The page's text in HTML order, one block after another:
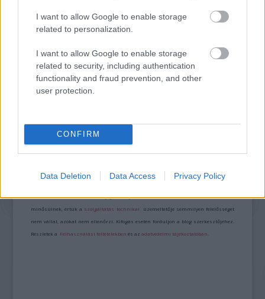
I want to allow Google to enable storage
related to personalization.
I want to allow Google to enable storage
related to security, including authentication
functionality and fraud prevention, and other
user protection.
CONFIRM
Data Deletion Data Access Privacy Policy
ÉDESKESERŰ TURNÉ: ERDÉLYI KÖRÚTRA INDUL A
https://kulturpart.hu/api/trackback/id/7926110
A hozzászólások avonatkozó jogszabályokértelmében felhasználói tartalomnak
minősülnek, értük a szolgáltatás technikai üzemeltetője semmilyen felelősséget
nem vállal, azokat nem ellenőrzi. Kifogás esetén forduljon a blog szerkesztőjéhez.
Részletek a Felhasználási feltételekben és azadatvédelmi tájékoztatóban